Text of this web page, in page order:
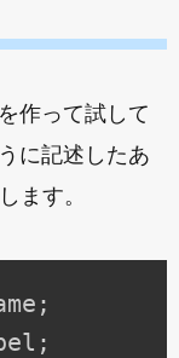
作って試して
に記述したあ
ます。